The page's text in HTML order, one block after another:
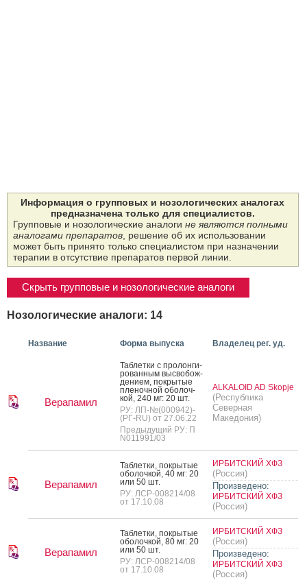
Информация о групповых и нозологических аналогах
предназначена только для специалистов.
Групповые и нозологические аналоги не являются полными
аналогами препаратов , решение об их использовании
может быть принято только специалистом при назначении
терапии в отсутствие препаратов первой линии.
Скрыть групповые и нозологические аналоги
Нозологические аналоги: 14
Название Форма выпуска Владелец рег. уд.
Верапамил
Таб­летки с про­лон­ги­
рован­ным выс­во­бож­
де­ни­ем, пок­ры­тые
пле­ноч­ной обо­лоч­
кой, 240 мг: 20 шт.
РУ: ЛП-№(000942)-
(РГ-RU) от 27.06.22
Предыдущий РУ: П
N011991/03
ALKALOID AD Skopje
(Республика
Северная
Македония)
Верапамил
Таб­летки, пок­ры­тые
обо­лоч­кой, 40 мг: 20
или 50 шт.
РУ: ЛСР-008214/08
от 17.10.08
ИРБИТСКИЙ ХФЗ
(Россия)
Произведено:
ИРБИТСКИЙ ХФЗ
(Россия)
Верапамил
Таб­летки, пок­ры­тые
обо­лоч­кой, 80 мг: 20
или 50 шт.
РУ: ЛСР-008214/08
от 17.10.08
ИРБИТСКИЙ ХФЗ
(Россия)
Произведено:
ИРБИТСКИЙ ХФЗ
(Россия)